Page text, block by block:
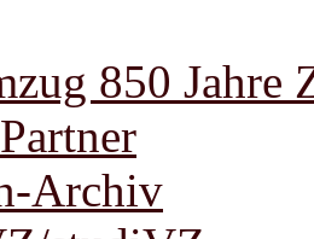
850 Jahre
Archiv